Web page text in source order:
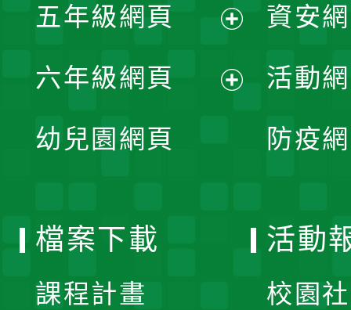
選
單
開
選
五年級網頁
開
六年級網頁
幼兒園網頁
資安
活動
防疫
檔案下載
課程計畫
活動
校園